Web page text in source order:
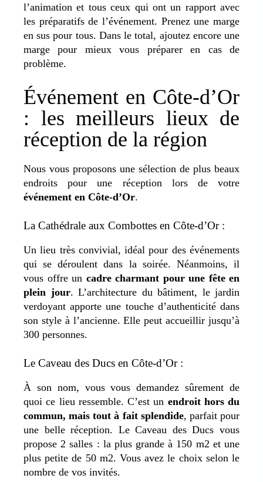
l’animation et tous ceux qui ont un rapport avec
les préparatifs de l’événement. Prenez une marge
en sus pour tous. Dans le total, ajoutez encore une
marge pour mieux vous préparer en cas de
problème.
Événement en Côte-d’Or
: les meilleurs lieux de
réception de la région
Nous vous proposons une sélection de plus beaux
endroits pour une réception lors de votre
événement en Côte-d’Or.
La Cathédrale aux Combottes en Côte-d’Or :
Un lieu très convivial, idéal pour des événements
qui se déroulent dans la soirée. Néanmoins, il
vous offre un cadre charmant pour une fête en
plein jour. L’architecture du bâtiment, le jardin
verdoyant apporte une touche d’authenticité dans
son style à l’ancienne. Elle peut accueillir jusqu’à
300 personnes.
Le Caveau des Ducs en Côte-d’Or :
À son nom, vous vous demandez sûrement de
quoi ce lieu ressemble. C’est un endroit hors du
commun, mais tout à fait splendide, parfait pour
une belle réception. Le Caveau des Ducs vous
propose 2 salles : la plus grande à 150 m2 et une
plus petite de 50 m2. Vous avez le choix selon le
nombre de vos invités.